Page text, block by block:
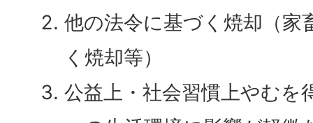
他の法令に基づく焼却（家
く焼却等）
公益上・社会習慣上やむを